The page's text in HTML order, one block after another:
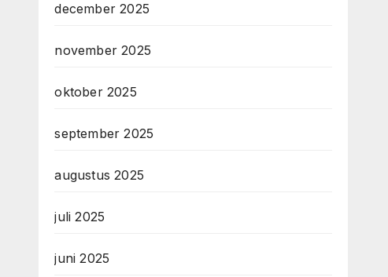
december 2025
november 2025
oktober 2025
september 2025
augustus 2025
juli 2025
juni 2025